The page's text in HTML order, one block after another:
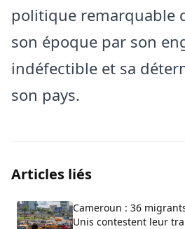
politique remarquable
son époque par son
indéfectible et sa
son pays.
Articles liés
Cameroun : 36
Unis contestent leur